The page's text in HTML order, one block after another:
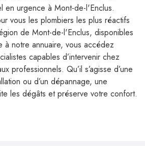
en urgence à Mont-de-l'Enclus.
vous les plombiers les plus réactifs
de Mont-de-l'Enclus, disponibles
notre annuaire, vous accédez
capables d’intervenir chez
professionnels. Qu’il s’agisse d’une
ou d’un dépannage, une
les dégâts et préserve votre confort.